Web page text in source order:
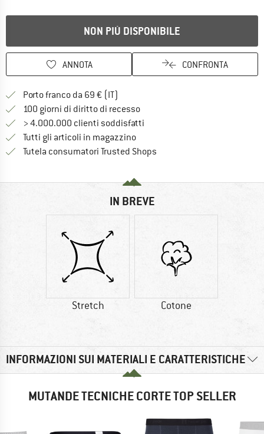
NON PIÙ DISPONIBILE
ANNOTA CONFRONTA
Porto franco da 69 € (IT)
100 giorni di diritto di recessoVai alla politica di recesso qui
> 4.000.000 clienti soddisfatti
Tutti gli articoli in magazzino
Tutela consumatori Trusted Shops
IN BREVE
Stretch Cotone
INFORMAZIONI SUI MATERIALI E CARATTERISTICHE
MUTANDE TECNICHE CORTE TOP SELLER